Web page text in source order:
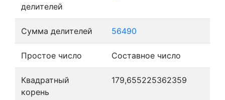
делителей
Сумма делителей 56490
Простое число Составное число
Квадратный
корень
179,655225362359